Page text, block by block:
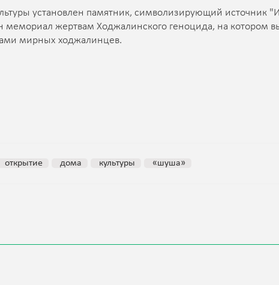
установлен памятник, символизирующий источник
мемориал жертвам Ходжалинского геноцида, на котором
мирных ходжалинцев.
открытие дома культуры «шуша»